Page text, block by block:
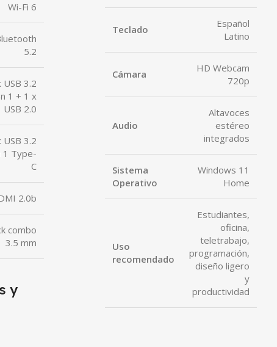
Wi-Fi 6
5.2
USB 3.2
1 + 1 x
USB 2.0
USB 3.2
1 Type-
C
2.0b
combo
3.5 mm
y
Teclado
Español
Latino
Cámara
HD Webcam
720p
Audio
Altavoces
estéreo
integrados
Sistema
Operativo
Windows 11
Home
Uso
recomendado
Estudiantes,
oficina,
teletrabajo,
programación,
diseño ligero
y
productividad